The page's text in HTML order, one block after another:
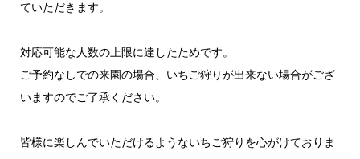
ていただきます。
対応可能な人数の上限に達したためです。
ご予約なしでの来園の場合、いちご狩りが出来ない場合がござ
いますのでご了承ください。
皆様に楽しんでいただけるようないちご狩りを心がけておりま